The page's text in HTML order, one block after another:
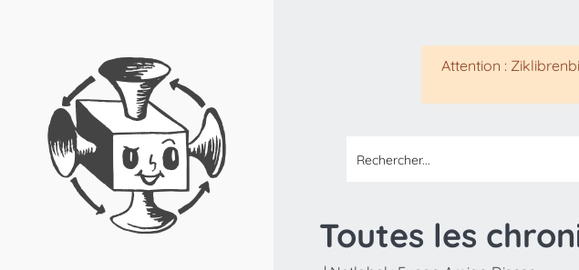
Attention :
Toutes les